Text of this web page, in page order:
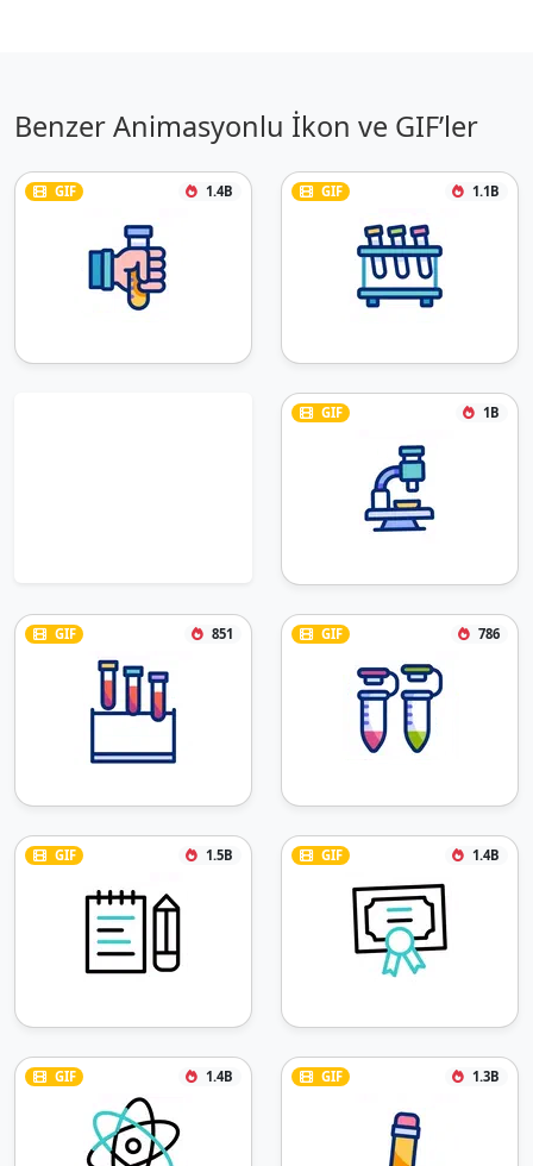
Benzer Animasyonlu İkon ve GIF’ler
GIF 1.4B GIF 1.1B
GIF 1B
GIF 851 GIF 786
GIF 1.5B GIF 1.4B
GIF 1.4B GIF 1.3B